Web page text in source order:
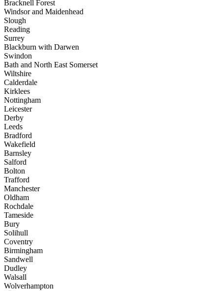
Bracknell Forest
Windsor and Maidenhead
Slough
Reading
Surrey
Blackburn with Darwen
Swindon
Bath and North East Somerset
Wiltshire
Calderdale
Kirklees
Nottingham
Leicester
Derby
Leeds
Bradford
Wakefield
Barnsley
Salford
Bolton
Trafford
Manchester
Oldham
Rochdale
Tameside
Bury
Solihull
Coventry
Birmingham
Sandwell
Dudley
Walsall
Wolverhampton